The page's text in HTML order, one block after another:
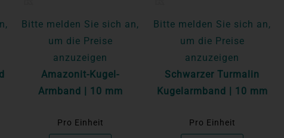
Bitte melden Sie sich an,
um die Preise
anzuzeigen
Amazonit-Kugel-
Armband | 10 mm
Pro Einheit
Bitte melden Sie sich an,
um die Preise
anzuzeigen
Schwarzer Turmalin
Kugelarmband | 10 mm
Pro Einheit